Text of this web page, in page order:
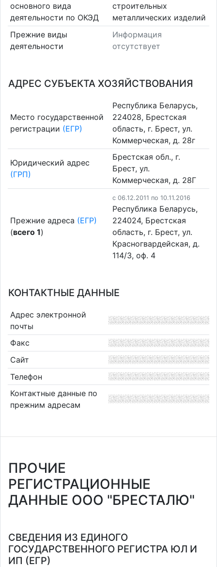
основного вида
деятельности по ОКЭД
строительных
металлических изделий
Прежние виды
деятельности
Информация
отсутствует
АДРЕС СУБЪЕКТА ХОЗЯЙСТВОВАНИЯ
Место государственной
регистрации (ЕГР)
Республика Беларусь,
224028, Брестская
область, г. Брест, ул.
Коммерческая, д. 28г
Юридический адрес
(ГРП)
Брестская обл., г.
Брест, ул.
Коммерческая, д. 28Г
Прежние адреса (ЕГР)
(всего 1)
c 06.12.2011 по 10.11.2016
Республика Беларусь,
224024, Брестская
область, г. Брест, ул.
Красногвардейская, д.
114/3, оф. 4
КОНТАКТНЫЕ ДАННЫЕ
Адрес электронной
почты
Факс
Сайт
Телефон
Контактные данные по
прежним адресам
ПРОЧИЕ
РЕГИСТРАЦИОННЫЕ
ДАННЫЕ ООО "БРЕСТАЛЮ"
СВЕДЕНИЯ ИЗ ЕДИНОГО
ГОСУДАРСТВЕННОГО РЕГИСТРА ЮЛ И
ИП (ЕГР)